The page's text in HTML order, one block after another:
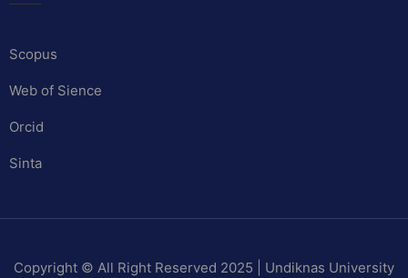
Scopus
Web of Sience
Orcid
Sinta
Copyright © All Right Reserved 2025 | Undiknas University